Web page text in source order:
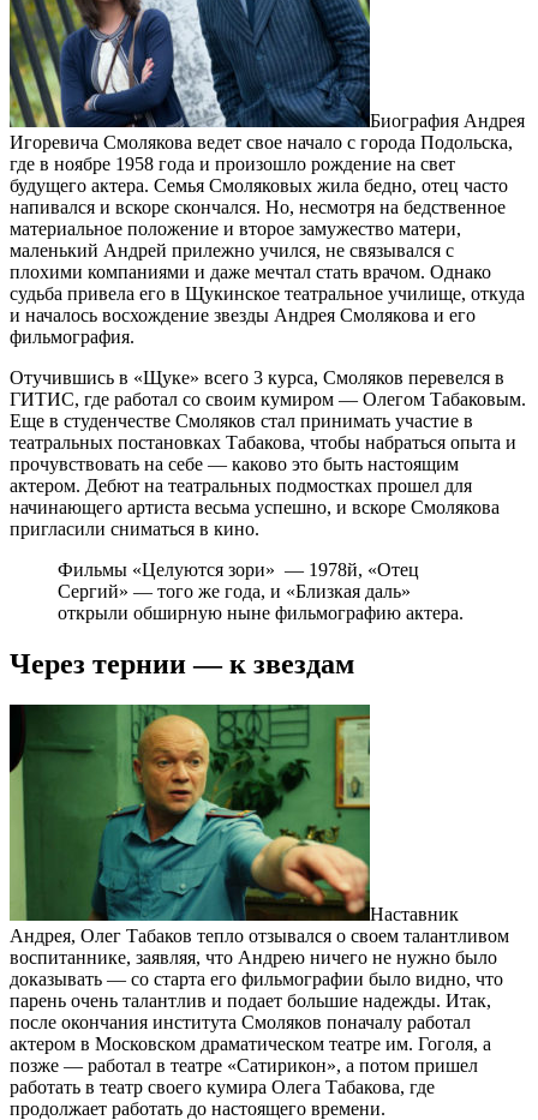
Биография Андрея
Игоревича Смолякова ведет свое начало с города Подольска,
где в ноябре 1958 года и произошло рождение на свет
будущего актера. Семья Смоляковых жила бедно, отец часто
напивался и вскоре скончался. Но, несмотря на бедственное
материальное положение и второе замужество матери,
маленький Андрей прилежно учился, не связывался с
плохими компаниями и даже мечтал стать врачом. Однако
судьба привела его в Щукинское театральное училище, откуда
и началось восхождение звезды Андрея Смолякова и его
фильмография.
Отучившись в «Щуке» всего 3 курса, Смоляков перевелся в
ГИТИС, где работал со своим кумиром — Олегом Табаковым.
Еще в студенчестве Смоляков стал принимать участие в
театральных постановках Табакова, чтобы набраться опыта и
прочувствовать на себе — каково это быть настоящим
актером. Дебют на театральных подмостках прошел для
начинающего артиста весьма успешно, и вскоре Смолякова
пригласили сниматься в кино.
Фильмы «Целуются зори» — 1978й, «Отец
Сергий» — того же года, и «Близкая даль»
открыли обширную ныне фильмографию актера.
Через тернии — к звездам
Наставник
Андрея, Олег Табаков тепло отзывался о своем талантливом
воспитаннике, заявляя, что Андрею ничего не нужно было
доказывать — со старта его фильмографии было видно, что
парень очень талантлив и подает большие надежды. Итак,
после окончания института Смоляков поначалу работал
актером в Московском драматическом театре им. Гоголя, а
позже — работал в театре «Сатирикон», а потом пришел
работать в театр своего кумира Олега Табакова, где
продолжает работать до настоящего времени.